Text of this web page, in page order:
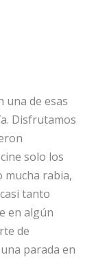
una de esas
Disfrutamos
solo los
mucha rabia,
tanto
en algún
de
parada en